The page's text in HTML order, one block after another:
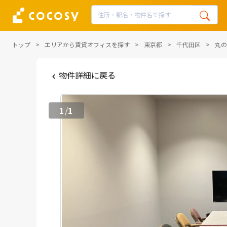
トップ エリアから賃貸オフィスを探す 東京都 千代田区 丸
物件詳細に戻る
1/1